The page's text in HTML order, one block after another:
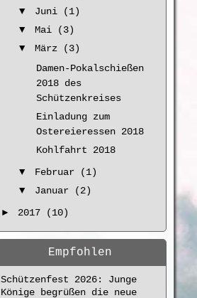
▼
Juni (1)
▼
Mai (3)
▼
März (3)
Damen-Pokalschießen
2018 des
Schützenkreises
Einladung zum
Ostereieressen 2018
Kohlfahrt 2018
▼
Februar (1)
▼
Januar (2)
►
2017 (10)
Empfohlen
Schützenfest 2026: Junge
Könige begrüßen die neue